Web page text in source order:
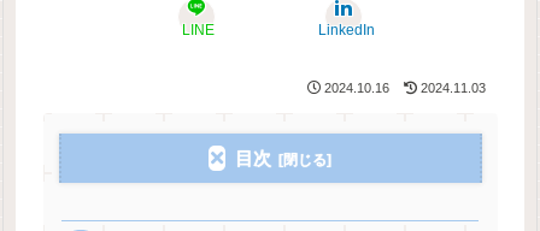
LINE LinkedIn
2024.10.16 2024.11.03
目次